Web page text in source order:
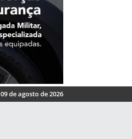
09 de agosto de 2026